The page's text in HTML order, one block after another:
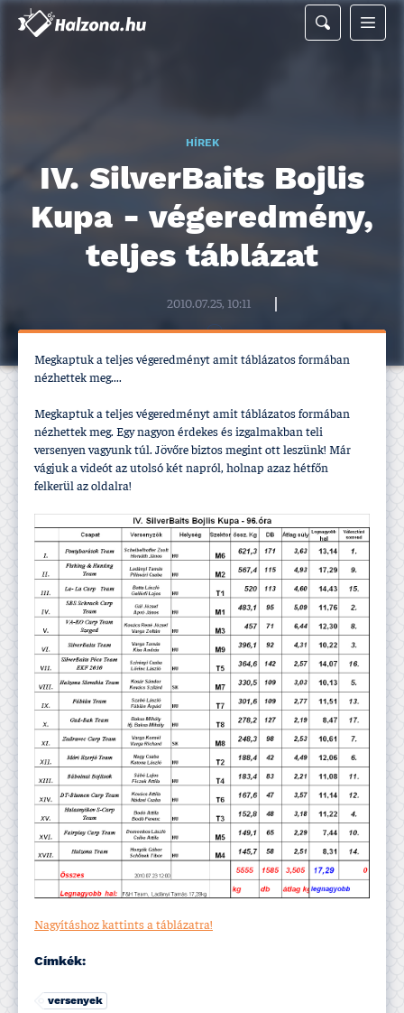
HÍREK
IV. SilverBaits Bojlis
Kupa - végeredmény,
teljes táblázat
2010.07.25, 10:11
Megkaptuk a teljes végeredményt amit táblázatos formában
nézhettek meg....
Megkaptuk a teljes végeredményt amit táblázatos formában
nézhettek meg. Egy nagyon érdekes és izgalmakban teli
versenyen vagyunk túl. Jövőre biztos megint ott leszünk! Már
vágjuk a videót az utolsó két napról, holnap azaz hétfőn
felkerül az oldalra!
Nagyí­táshoz kattints a táblázatra!
Címkék:
versenyek